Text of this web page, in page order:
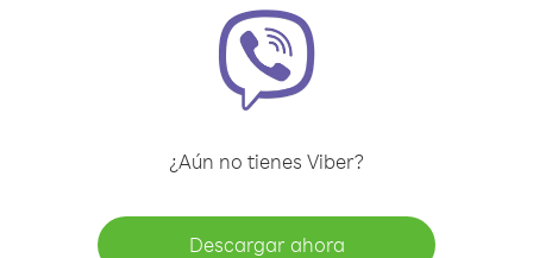
¿Aún no tienes Viber?
Descargar ahora